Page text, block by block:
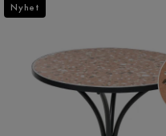
Nyhet